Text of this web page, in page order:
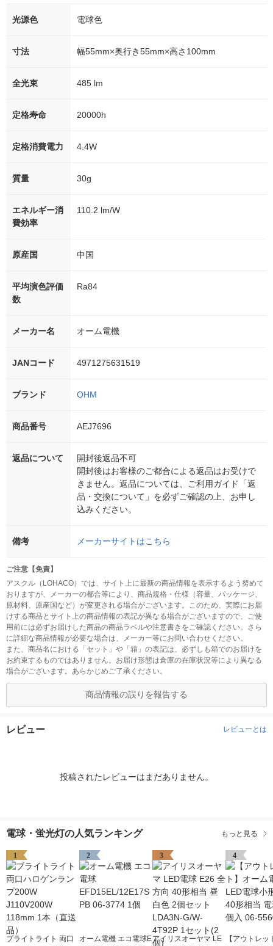
光源色 電球色
寸法 幅55mm×奥行き55mm×高さ100mm
全光束 485 lm
定格寿命 20000h
定格消費電力 4.4W
質量 30g
エネルギー消
費効率
110.2 lm/W
原産国 中国
平均演色評価
数
Ra84
メーカー名 オーム電機
JANコード 4971275631519
ブランド OHM
商品番号 AEJ7696
返品について
開封後返品不可
開封後はお客様のご都合による返品はお受けで
きません。返品については、ご利用ガイド「返
品・交換について」を必ずご確認の上、お申し
込みください。
備考 メーカーサイトはこちら
ご注意【免責】
アスクル（LOHACO）では、サイト上に最新の商品情報を表示するよう努めて
おりますが、メーカーの都合等により、商品規格・仕様（容量、パッケージ、
原材料、原産国など）が変更される場合がございます。このため、実際にお届
けする商品とサイト上の商品情報の表記が異なる場合がございますので、ご使
用前には必ずお届けした商品の商品ラベルや注意書きをご確認ください。さら
に詳細な商品情報が必要な場合は、メーカー等にお問い合わせください。
また、商品名における「セット」や「箱」の表記は、必ずしも箱でのお届けを
お約束するものではありません。お届け形態は倉庫の在庫状況等により異なる
場合がございます。あらかじめご了承ください。
商品情報の誤りを報告する
レビュー レビューとは
投稿されたレビューはまだありません。
電球・蛍光灯の人気ランキング もっと見る
1
ブライトライト 両口
2
オーム電機 エコ電球E
3
アイリスオーヤマ LE
4
【アウトレッ